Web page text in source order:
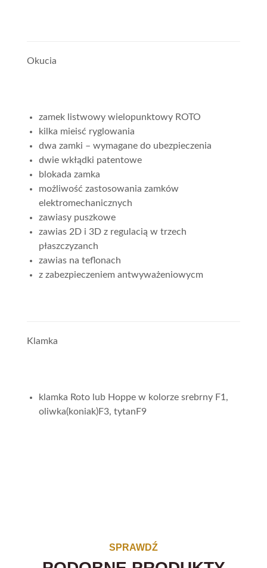
Okucia
zamek listwowy wielopunktowy ROTO
kilka mieisć ryglowania
dwa zamki – wymagane do ubezpieczenia
dwie wkłądki patentowe
blokada zamka
możliwość zastosowania zamków
elektromechanicznych
zawiasy puszkowe
zawias 2D i 3D z regulacią w trzech
płaszczyzanch
zawias na teflonach
z zabezpieczeniem antwyważeniowycm
Klamka
klamka Roto lub Hoppe w kolorze srebrny F1,
oliwka(koniak)F3, tytanF9
SPRAWDŹ